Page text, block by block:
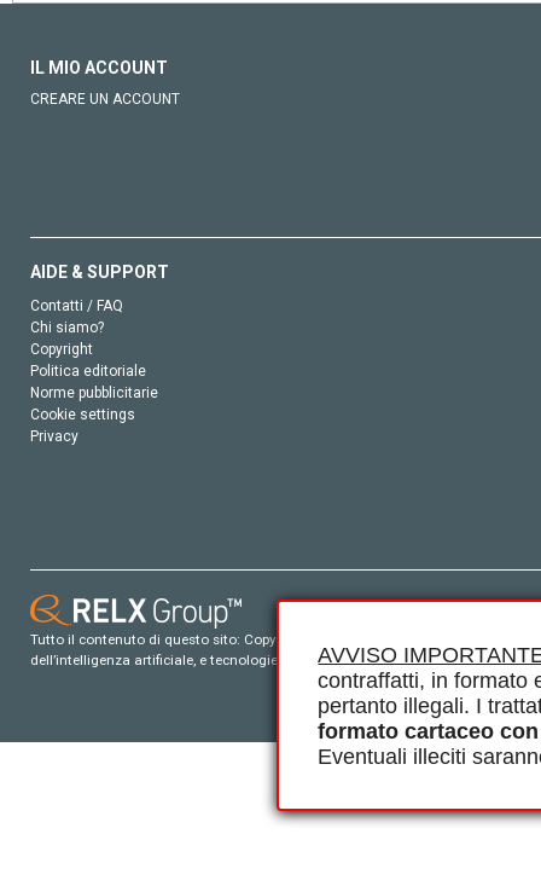
AVVISO
contraffatti, in formato
pertanto illegali. I
formato cartaceo
Eventuali illeciti
IL MIO ACCOUNT
CREARE UN ACCOUNT
AIDE & SUPPORT
Contatti / FAQ
Chi siamo?
Copyright
Politica editoriale
Norme pubblicitarie
Cookie settings
Privacy
Tutto il contenuto di questo sito: Copyright © 2026 Elsevier, i suoi
dell’intelligenza artificiale, e tecnologie simili. Per tutto il contenuto ‘open